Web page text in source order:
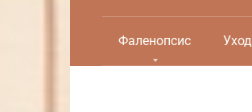
Фаленопсис